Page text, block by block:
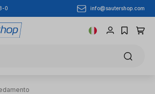
principale
0 info@sautershop.com